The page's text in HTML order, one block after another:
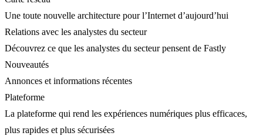
Une toute nouvelle architecture pour l’Internet d’aujourd’hui
Relations avec les analystes du secteur
Découvrez ce que les analystes du secteur pensent de Fastly
Nouveautés
Annonces et informations récentes
Plateforme
La plateforme qui rend les expériences numériques plus efficaces,
plus rapides et plus sécurisées